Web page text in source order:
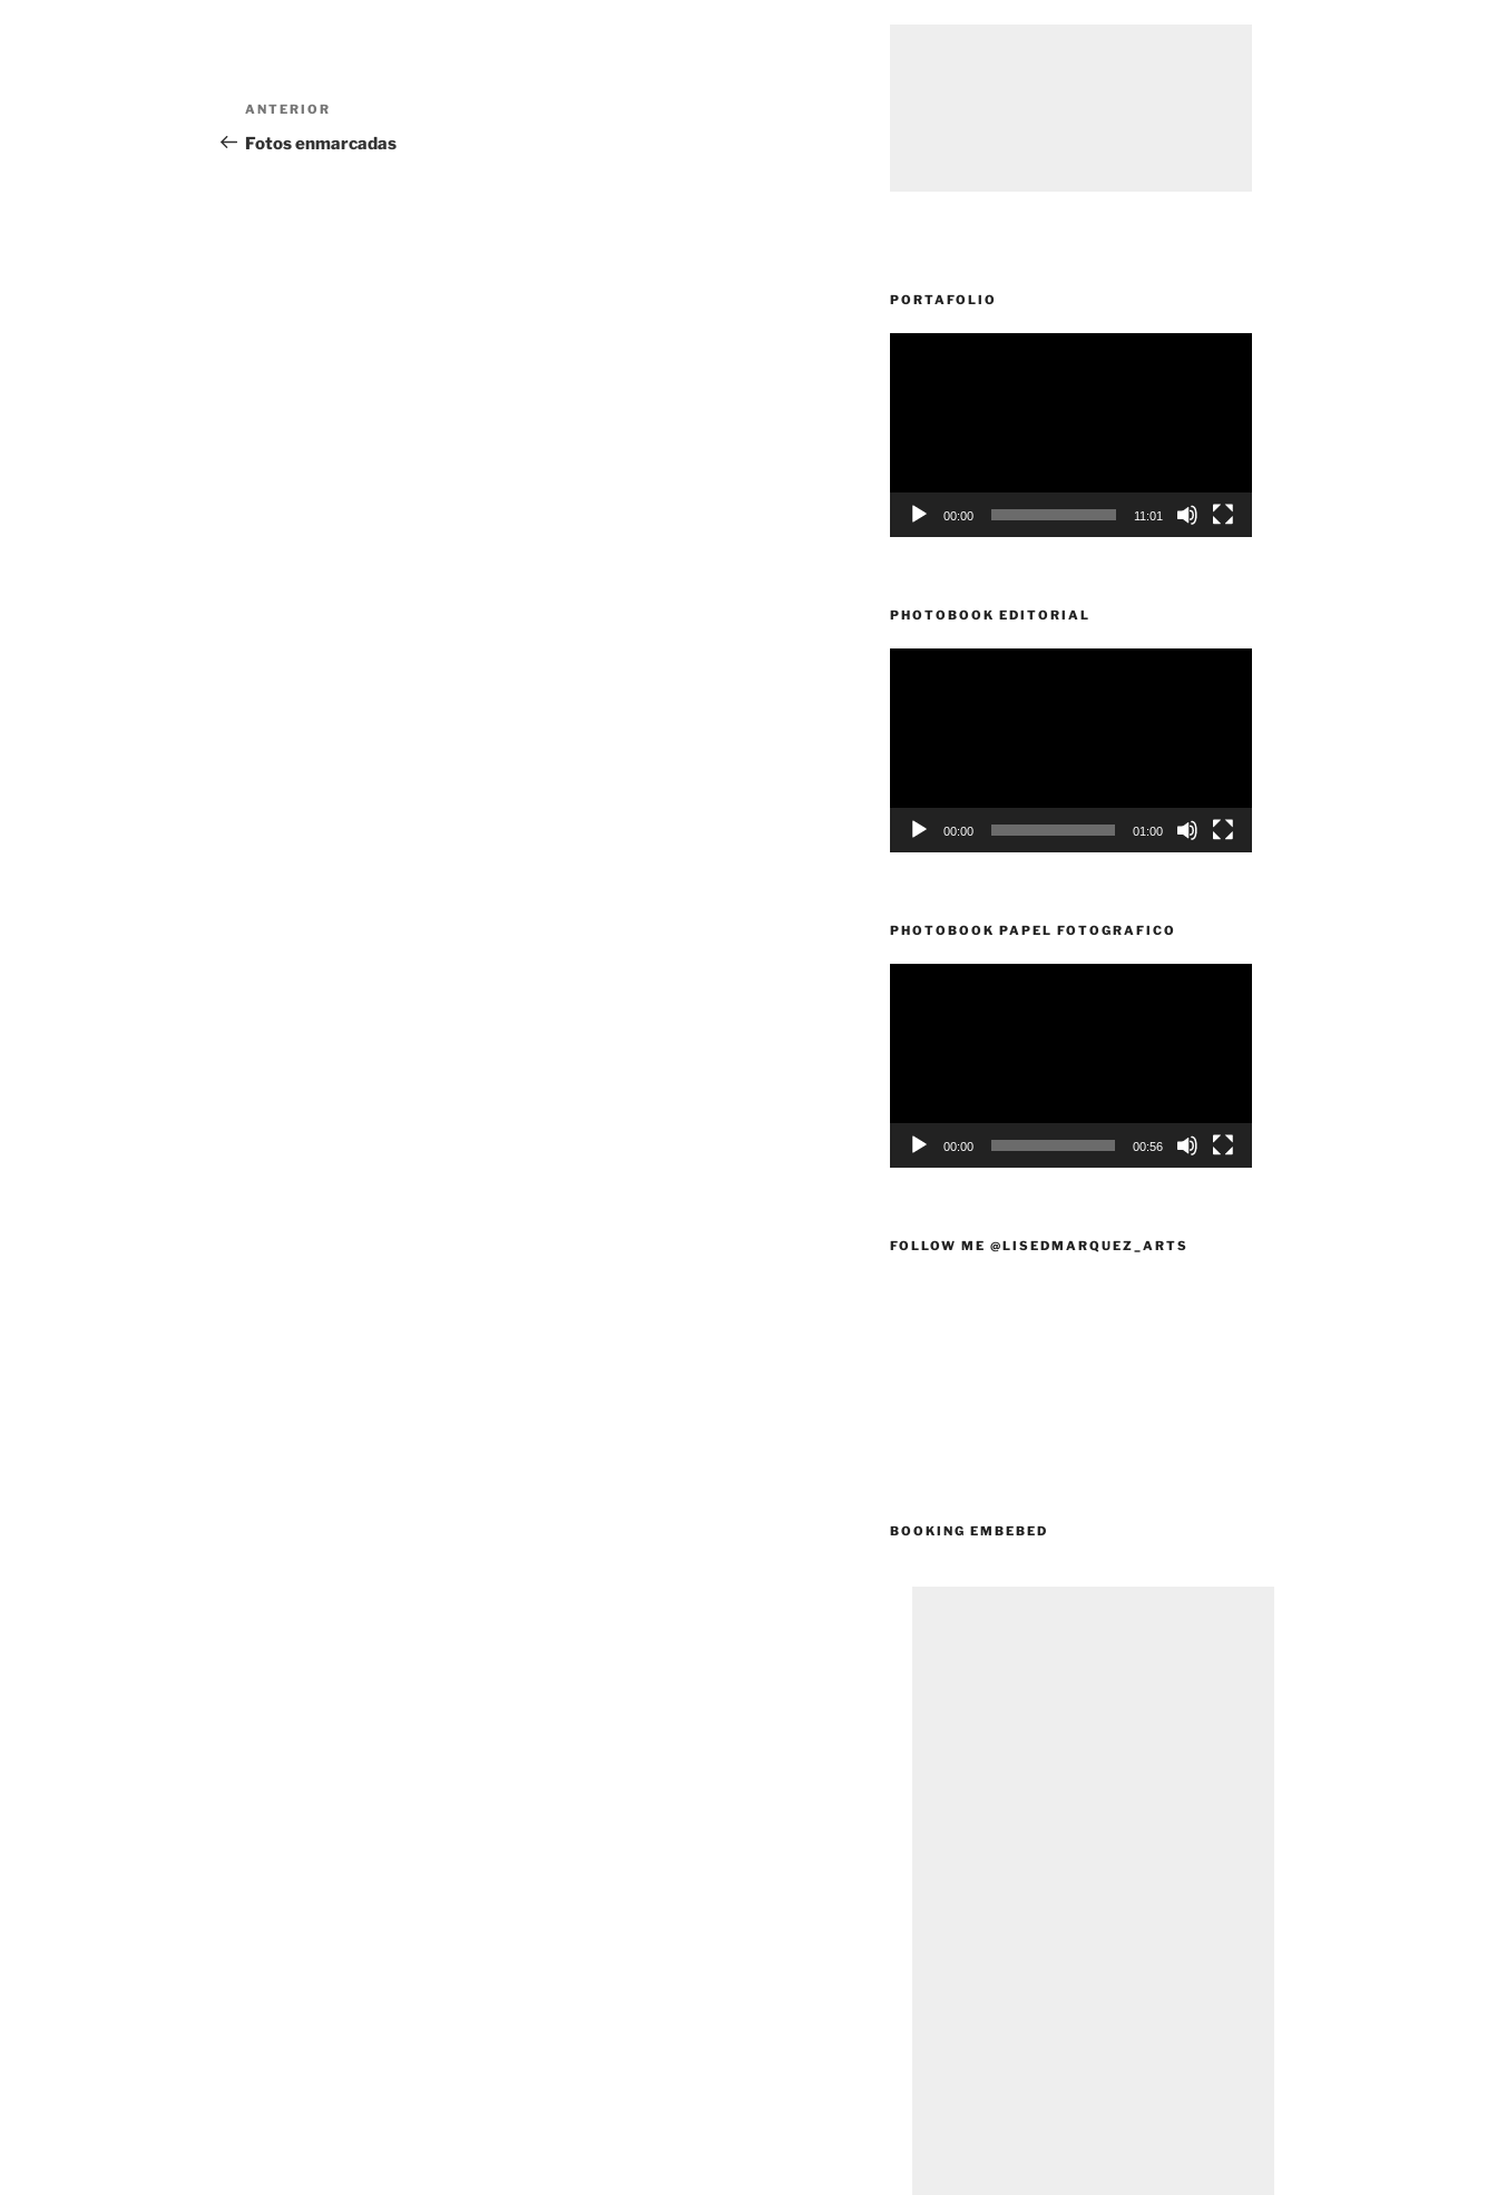
Navegación
de
Entrada
anterior:
ANTERIOR
Fotos enmarcadas
PORTAFOLIO
00:00 11:01
PHOTOBOOK EDITORIAL
00:00 01:00
PHOTOBOOK PAPEL FOTOGRAFICO
00:00 00:56
FOLLOW ME @LISEDMARQUEZ_ARTS
BOOKING EMBEBED